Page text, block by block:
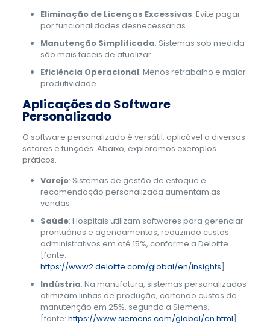
Eliminação de Licenças Excessivas: Evite pagar
por funcionalidades desnecessárias.
Manutenção Simplificada: Sistemas sob medida
são mais fáceis de atualizar.
Eficiência Operacional: Menos retrabalho e maior
produtividade.
Aplicações do Software
Personalizado
O software personalizado é versátil, aplicável a diversos
setores e funções. Abaixo, exploramos exemplos
práticos.
Varejo: Sistemas de gestão de estoque e
recomendação personalizada aumentam as
vendas.
Saúde: Hospitais utilizam softwares para gerenciar
prontuários e agendamentos, reduzindo custos
administrativos em até 15%, conforme a Deloitte.
[fonte:
https://www2.deloitte.com/global/en/insights]
Indústria: Na manufatura, sistemas personalizados
otimizam linhas de produção, cortando custos de
manutenção em 25%, segundo a Siemens.
[fonte: https://www.siemens.com/global/en.html]